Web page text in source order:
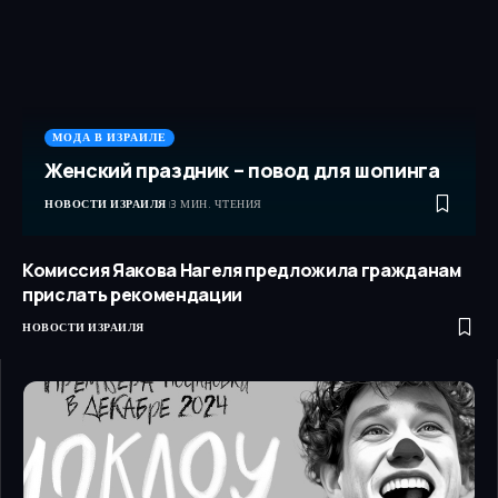
МОДА В ИЗРАИЛЕ
Женский праздник – повод для шопинга
НОВОСТИ ИЗРАИЛЯ 3 МИН. ЧТЕНИЯ
Комиссия Яакова Нагеля предложила гражданам
прислать рекомендации
НОВОСТИ ИЗРАИЛЯ